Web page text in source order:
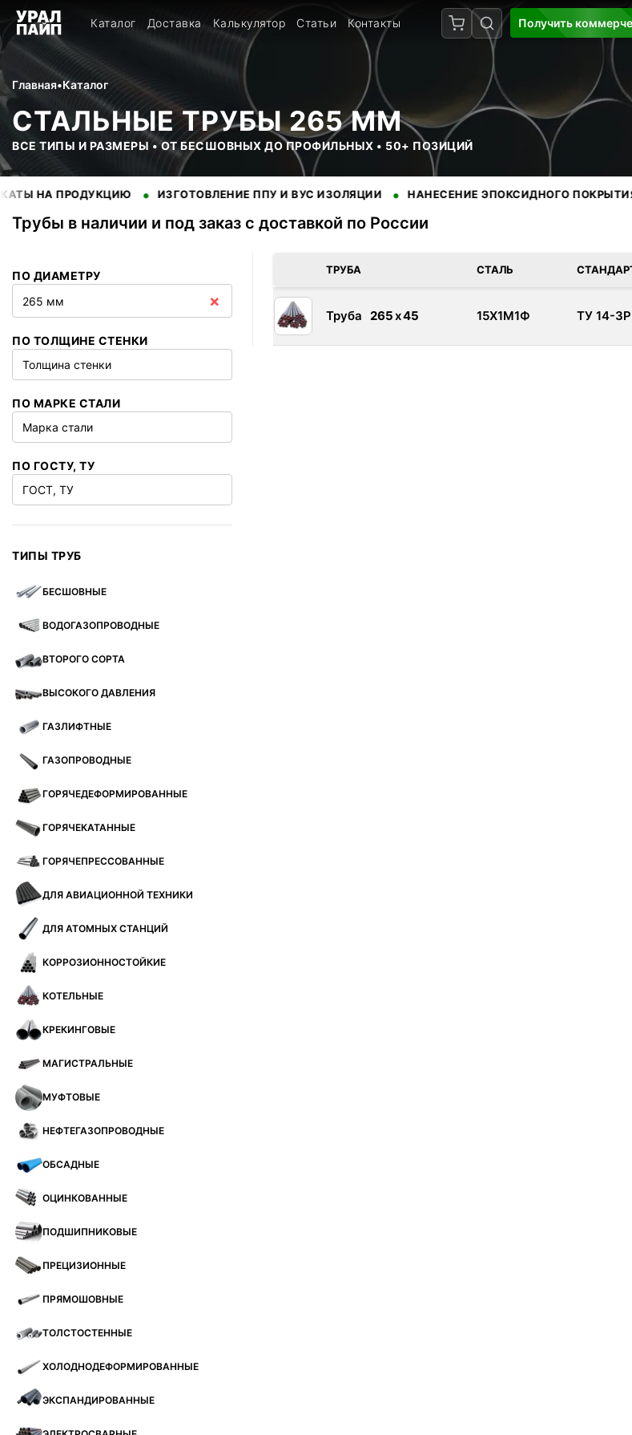
Каталог Доставка Калькулятор Статьи Контакты Получить
Главная•Каталог
СТАЛЬНЫЕ ТРУБЫ 265 ММ
ВСЕ ТИПЫ И РАЗМЕРЫ • ОТ БЕСШОВНЫХ ДО ПРОФИЛЬНЫХ • 50+ ПОЗИЦИЙ
ПРОДУКЦИЮ • ИЗГОТОВЛЕНИЕ ППУ И ВУС ИЗОЛЯЦИИ • НАНЕСЕНИЕ ЭПОКСИДНОГО ПОКРЫТИЯ •
Трубы в наличии и под заказ с доставкой по России
ПО ДИАМЕТРУ
265 мм
×
ПО ТОЛЩИНЕ СТЕНКИ
Толщина стенки
ПО МАРКЕ СТАЛИ
Марка стали
ПО ГОСТУ, ТУ
ГОСТ, ТУ
ТИПЫ ТРУБ
БЕСШОВНЫЕ
ВОДОГАЗОПРОВОДНЫЕ
ВТОРОГО СОРТА
ВЫСОКОГО ДАВЛЕНИЯ
ГАЗЛИФТНЫЕ
ГАЗОПРОВОДНЫЕ
ГОРЯЧЕДЕФОРМИРОВАННЫЕ
ГОРЯЧЕКАТАННЫЕ
ГОРЯЧЕПРЕССОВАННЫЕ
ДЛЯ АВИАЦИОННОЙ ТЕХНИКИ
ДЛЯ АТОМНЫХ СТАНЦИЙ
КОРРОЗИОННОСТОЙКИЕ
КОТЕЛЬНЫЕ
КРЕКИНГОВЫЕ
МАГИСТРАЛЬНЫЕ
МУФТОВЫЕ
НЕФТЕГАЗОПРОВОДНЫЕ
ОБСАДНЫЕ
ОЦИНКОВАННЫЕ
ПОДШИПНИКОВЫЕ
ПРЕЦИЗИОННЫЕ
ПРЯМОШОВНЫЕ
ТОЛСТОСТЕННЫЕ
ХОЛОДНОДЕФОРМИРОВАННЫЕ
ЭКСПАНДИРОВАННЫЕ
ТРУБА СТАЛЬ
Труба 265x45 15Х1М1Ф ТУ 14-